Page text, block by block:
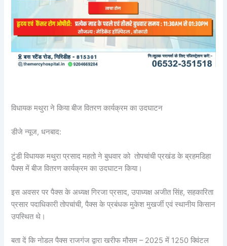
विधायक मथुरा ने किया बीज वितरण कार्यक्रम का उदघाटन
डीजे न्यूज, धनबाद:
टुंडी विधायक मथुरा प्रसाद महतो ने बुधवार को तोपचांची प्रखंड के ब्रहमडिहा
पैक्स में बीज वितरण कार्यक्रम का उदघाटन किया।
इस अवसर पर पैक्स के अध्यक्ष गिरजा प्रसाद, उपाध्यक्ष अजीत सिंह, सहकारिता
प्रसार पदाधिकारी तोपचांची, पैक्स के प्रबंधक मुकेश मुखर्जी एवं स्थानीय किसान
उपस्थित थे।
बता दें कि नोडल पैक्स राजगंज द्वारा खरीफ मौसम – 2025 में 1250 क्विंटल